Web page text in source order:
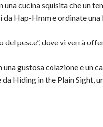
cucina squisita che un
da Hap-Hmm e ordinate
del pesce”, dove vi verrà
gustosa colazione e un
Hiding in the Plain Sight,